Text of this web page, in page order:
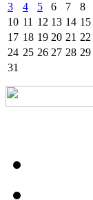
3
4 5 6 7 8
10 11 12 13 14 15
17 18 19 20 21 22
24 25 26 27 28 29
31